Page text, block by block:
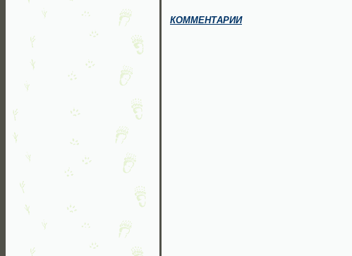
КОММЕНТАРИИ